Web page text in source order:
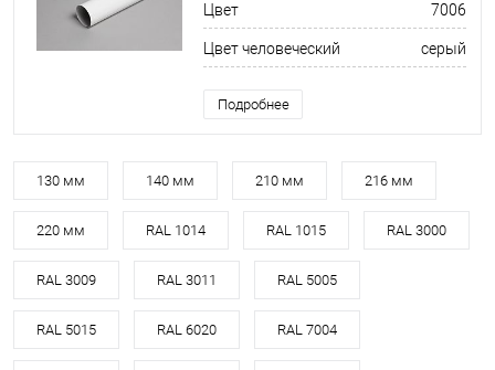
Цвет 7006
Цвет человеческий серый
Подробнее
130 мм 140 мм 210 мм 216 мм
220 мм RAL 1014 RAL 1015 RAL 3000
RAL 3009 RAL 3011 RAL 5005
RAL 5015 RAL 6020 RAL 7004